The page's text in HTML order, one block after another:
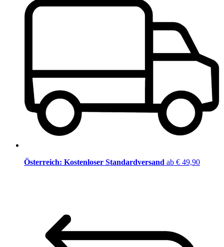
Österreich: Kostenloser Standardversand ab € 49,90